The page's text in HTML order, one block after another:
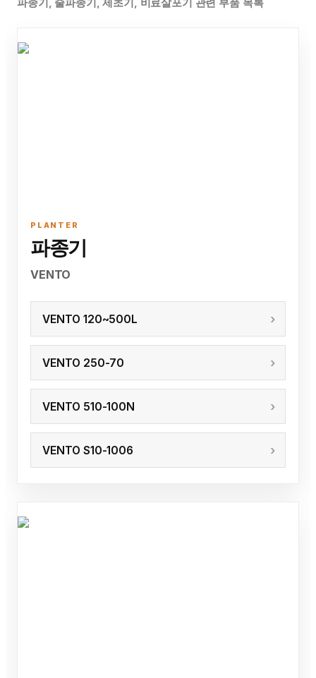
PLANTER
파종기
VENTO
VENTO 120~500L
VENTO 250-70
VENTO 510-100N
VENTO S10-1006